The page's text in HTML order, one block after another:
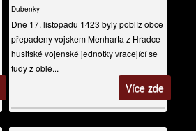
Dubenky
Dne 17. listopadu 1423 byly poblíž obce
přepadeny vojskem Menharta z Hradce
husitské vojenské jednotky vracející se
tudy z oblé...
Více zde